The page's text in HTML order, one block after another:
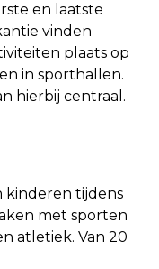
en laatste
vinden
plaats op
in sporthallen.
hierbij centraal.
kinderen tijdens
met sporten
atletiek. Van 20